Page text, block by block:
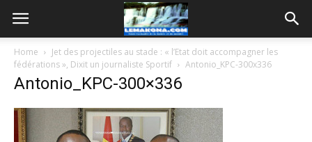
Home
Jet des projectiles au stade : « l’Etat doit accompagner les
fédérations », Dixit un journaliste Sportif
Antonio_KPC-300x336
Antonio_KPC-300×336